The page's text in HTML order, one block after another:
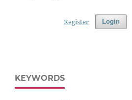
Login
Register
KEYWORDS